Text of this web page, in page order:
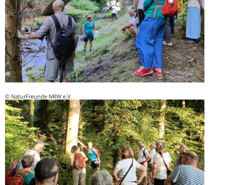
© NaturFreunde NRW e.V.